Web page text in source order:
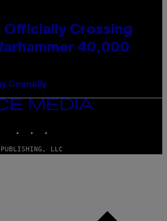
Officially Crossing
40,000
Connolly
LLC